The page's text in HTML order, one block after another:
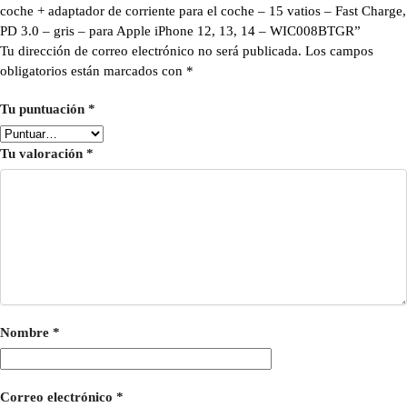
coche + adaptador de corriente para el coche – 15 vatios – Fast Charge,
PD 3.0 – gris – para Apple iPhone 12, 13, 14 – WIC008BTGR”
Tu dirección de correo electrónico no será publicada. Los campos
obligatorios están marcados con *
Tu puntuación *
Tu valoración *
Nombre *
Correo electrónico *